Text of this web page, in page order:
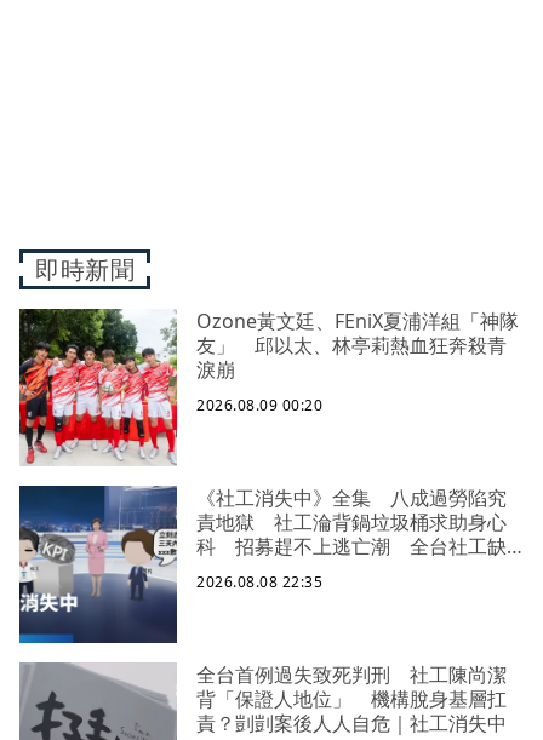
即時新聞
Ozone黃文廷、FEniX夏浦洋組「神隊
友」 邱以太、林亭莉熱血狂奔殺青
淚崩
2026.08.09 00:20
《社工消失中》全集 八成過勞陷究
責地獄 社工淪背鍋垃圾桶求助身心
科 招募趕不上逃亡潮 全台社工缺
口警報 揭薪資回捐黑幕 血汗錢遭
剝削
2026.08.08 22:35
全台首例過失致死判刑 社工陳尚潔
背「保證人地位」 機構脫身基層扛
責？剴剴案後人人自危｜社工消失中